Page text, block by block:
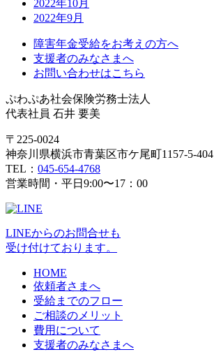
2022年10月
2022年9月
障害年金受給をお考えの方へ
支援者のみなさまへ
お問い合わせはこちら
ぷわぷあ社会保険労務士法人
代表社員 石井 要美
〒225-0024
神奈川県横浜市青葉区市ケ尾町1157-5-404
TEL： 045-654-4768
営業時間・平日9:00〜17：00
LINEからのお問合せも
受け付けております。
HOME
依頼者さまへ
受給までのフロー
ご相談のメリット
費用について
支援者のみなさまへ